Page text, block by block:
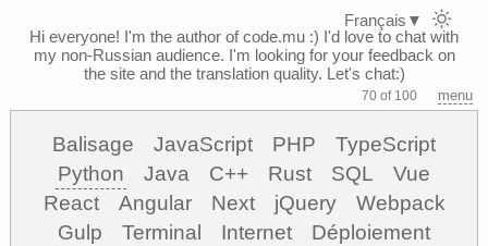
Hi everyone! I'm the author of code.mu :) I'd love to chat with
my non-Russian audience. I'm looking for your feedback on
the site and the translation quality. Let's chat:)
70 of 100 menu
Balisage JavaScript PHP
TypeScript
Python
Java C++ Rust SQL
Vue
React
Angular Next jQuery
Webpack
Gulp
Terminal Internet
Déploiement
Français ▼